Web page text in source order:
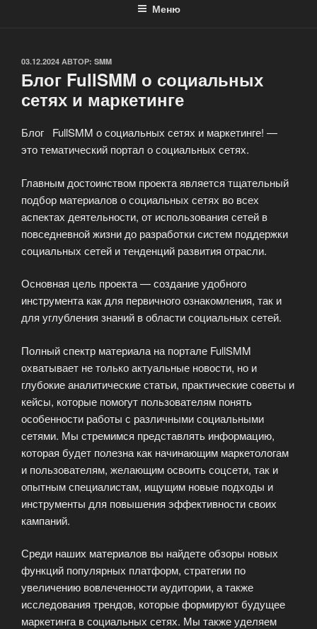
Меню
ОПУБЛИКОВАНО
03.12.2024 АВТОР: SMM
Блог FullSMM о социальных
сетях и маркетинге
Блог FullSMM о социальных сетях и маркетинге! —
это тематический портал о социальных сетях.
Главным достоинством проекта является тщательный
подбор материалов о социальных сетях во всех
аспектах деятельности, от использования сетей в
повседневной жизни до разработки систем поддержки
социальных сетей и тенденций развития отрасли.
Основная цель проекта — создание удобного
инструмента как для первичного ознакомления, так и
для углубления знаний в области социальных сетей.
Полный спектр материала на портале FullSMM
охватывает не только актуальные новости, но и
глубокие аналитические статьи, практические советы и
кейсы, которые помогут пользователям понять
особенности работы с различными социальными
сетями. Мы стремимся представлять информацию,
которая будет полезна как начинающим маркетологам
и пользователям, желающим освоить соцсети, так и
опытным специалистам, ищущим новые подходы и
инструменты для повышения эффективности своих
кампаний.
Среди наших материалов вы найдете обзоры новых
функций популярных платформ, стратегии по
увеличению вовлеченности аудитории, а также
исследования трендов, которые формируют будущее
маркетинга в социальных сетях. Мы также уделяем